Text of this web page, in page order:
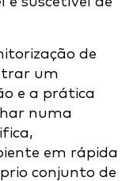
de
um
e a prática
numa
em rápida
conjunto de